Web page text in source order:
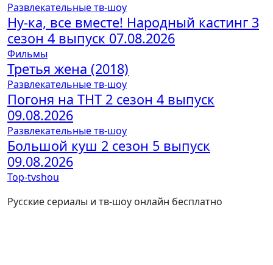
Развлекательные тв-шоу
Ну-ка, все вместе! Народный кастинг 3
сезон 4 выпуск 07.08.2026
Фильмы
Третья жена (2018)
Развлекательные тв-шоу
Погоня на ТНТ 2 сезон 4 выпуск
09.08.2026
Развлекательные тв-шоу
Большой куш 2 сезон 5 выпуск
09.08.2026
Top-tvshou
Русские сериалы и тв-шоу онлайн бесплатно